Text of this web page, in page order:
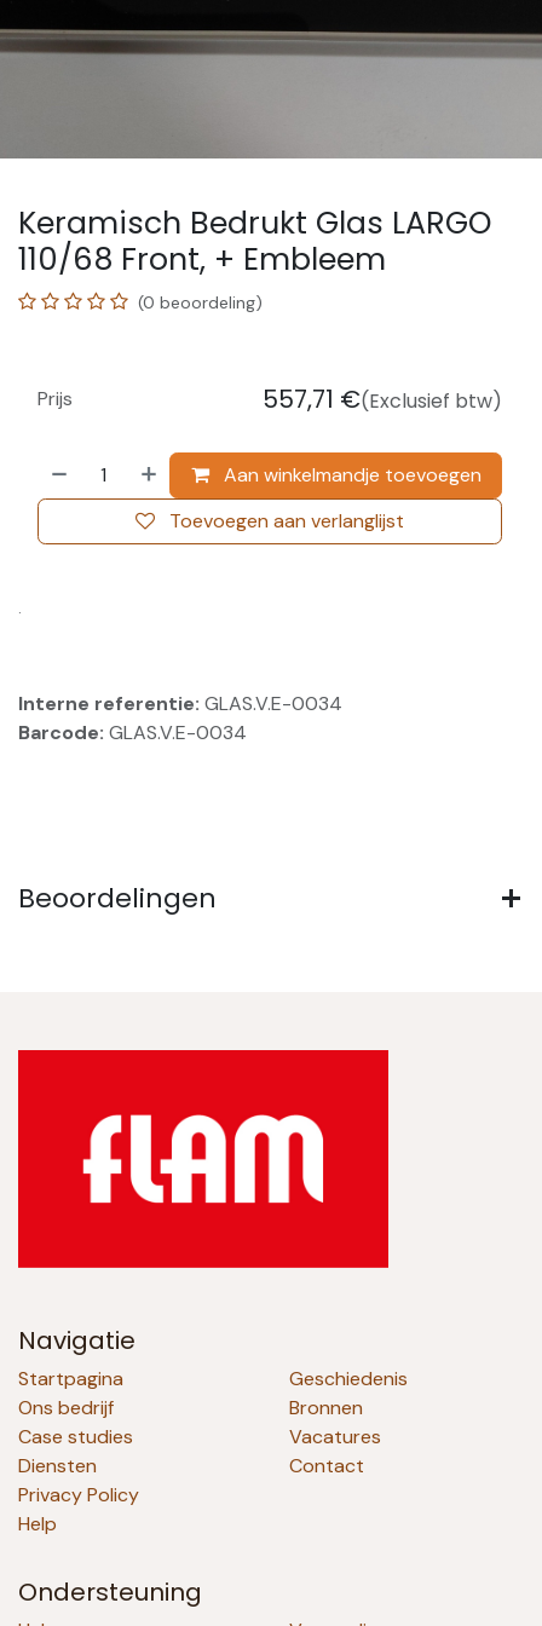
Keramisch Bedrukt Glas LARGO
110/68 Front, + Embleem
(0 beoordeling)
Aan winkelmandje toevoegen
Toevoegen aan verlanglijst
Prijs 557,71 €(Exclusief btw)
.
Interne referentie: GLAS.V.E-0034
Barcode: GLAS.V.E-0034
Beoordelingen
Navigatie
Startpagina
Ons bedrijf
Case studies
Diensten
Privacy Policy
Help
Geschiedenis
Bronnen
Vacatures
Contact
Ondersteuning